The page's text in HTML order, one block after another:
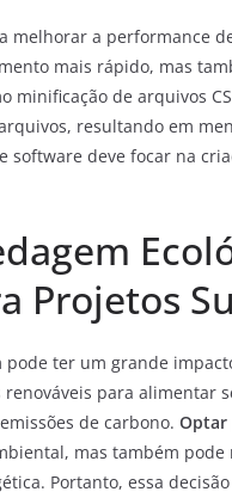
melhorar a performance
mais rápido, mas
minificação de arquivos
resultando em
software deve focar na
Projetos
pode ter um grande
para alimentar
de carbono. Optar
mas também
Portanto, essa